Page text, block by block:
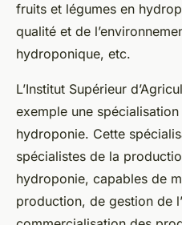
fruits et légumes en
qualité et de
hydroponique, etc.
L’Institut Supérieur
exemple une
hydroponie. Cette
spécialistes de la
hydroponie, capables de
production, de gestion de